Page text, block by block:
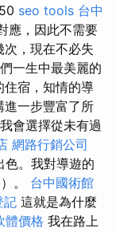
seo tools 台中
應，因此不需要
，現在不必失
一生中最美麗的
住宿，知情的導
一步豐富了所
會選擇從未有過
網路行銷公司
色。我對導遊的
。 台中國術館
記 這就是為什麼
體價格 我在路上